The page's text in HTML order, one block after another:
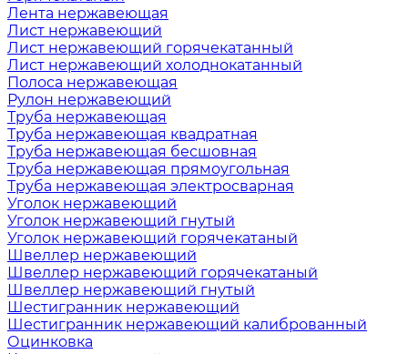
Лента нержавеющая
Лист нержавеющий
Лист нержавеющий горячекатанный
Лист нержавеющий холоднокатанный
Полоса нержавеющая
Рулон нержавеющий
Труба нержавеющая
Труба нержавеющая квадратная
Труба нержавеющая бесшовная
Труба нержавеющая прямоугольная
Труба нержавеющая электросварная
Уголок нержавеющий
Уголок нержавеющий гнутый
Уголок нержавеющий горячекатаный
Швеллер нержавеющий
Швеллер нержавеющий горячекатаный
Швеллер нержавеющий гнутый
Шестигранник нержавеющий
Шестигранник нержавеющий калиброванный
Оцинковка